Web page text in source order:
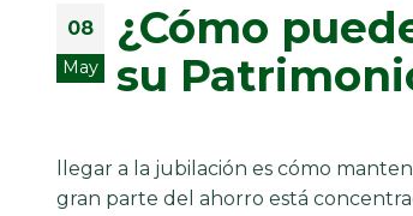
08
May
¿Cómo
su
llegar a la jubilación es cómo
gran parte del ahorro está